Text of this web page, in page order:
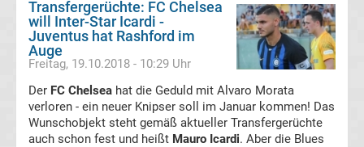
1
DTM
MotoGP
Eishockey
Transfergerüchte: FC Chelsea
will Inter-Star Icardi -
Juventus hat Rashford im
Auge
Freitag, 19.10.2018 - 10:29 Uhr
Der FC Chelsea hat die Geduld mit Alvaro Morata
verloren - ein neuer Knipser soll im Januar kommen! Das
Wunschobjekt steht gemäß aktueller Transfergerüchte
auch schon fest und heißt Mauro Icardi. Aber die Blues